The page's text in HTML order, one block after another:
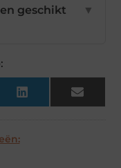
geschikt
▼
LinkedIn Email